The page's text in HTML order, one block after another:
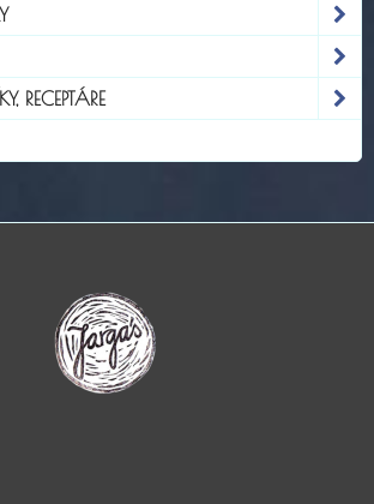
RECEPTÁRE